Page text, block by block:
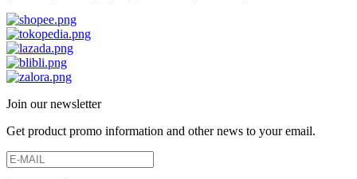
Join our newsletter
Get product promo information and other news to your email.